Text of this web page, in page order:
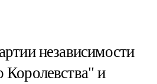
независимости
Королевства" и